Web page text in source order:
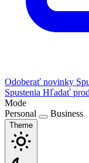
Odoberať novinky
Spustenia Hľadať
Mode
Personal
Business
Theme